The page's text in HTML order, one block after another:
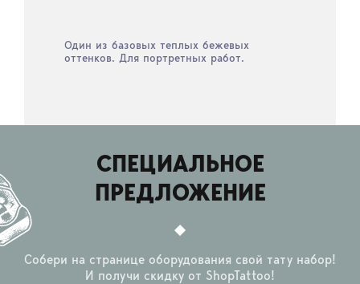
Один из базовых теплых бежевых
оттенков. Для портретных работ.
СПЕЦИАЛЬНОЕ
ПРЕДЛОЖЕНИЕ
Собери на странице оборудования свой тату набор!
И получи скидку от ShopTattoo!